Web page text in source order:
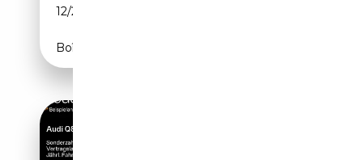
12/2022
Boîte automatique